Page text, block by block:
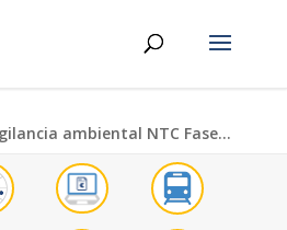
Informe mensual vigilancia ambiental NTC Fase II junio 2026